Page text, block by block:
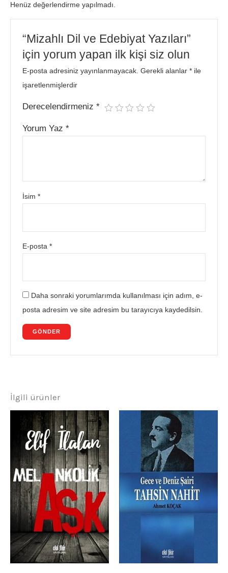
Henüz değerlendirme yapılmadı.
“Mizahlı Dil ve Edebiyat Yazıları”
için yorum yapan ilk kişi siz olun
E-posta adresiniz yayınlanmayacak. Gerekli alanlar* ile
işaretlenmişlerdir
Derecelendirmeniz*
Yorum Yaz*
İsim*
E-posta*
Daha sonraki yorumlarımda kullanılması için adım, e-
posta adresim ve site adresim bu tarayıcıya kaydedilsin.
İlgili ürünler